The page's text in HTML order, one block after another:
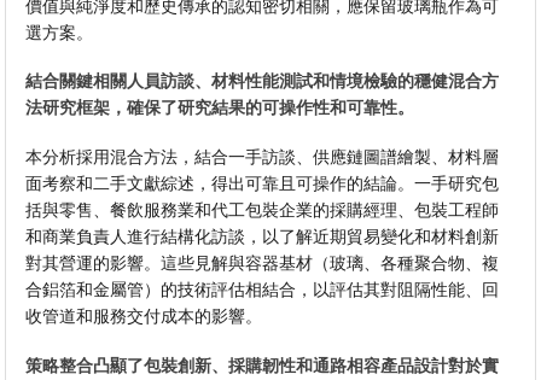
價值與純淨度和歷史傳承的認知密切相關，應保留玻璃瓶作為可
選方案。
結合關鍵相關人員訪談、材料性能測試和情境檢驗的穩健混合方
法研究框架，確保了研究結果的可操作性和可靠性。
本分析採用混合方法，結合一手訪談、供應鏈圖譜繪製、材料層
面考察和二手文獻綜述，得出可靠且可操作的結論。一手研究包
括與零售、餐飲服務業和代工包裝企業的採購經理、包裝工程師
和商業負責人進行結構化訪談，以了解近期貿易變化和材料創新
對其營運的影響。這些見解與容器基材（玻璃、各種聚合物、複
合鋁箔和金屬管）的技術評估相結合，以評估其對阻隔性能、回
收管道和服務交付成本的影響。
策略整合凸顯了包裝創新、採購韌性和通路相容產品設計對於實